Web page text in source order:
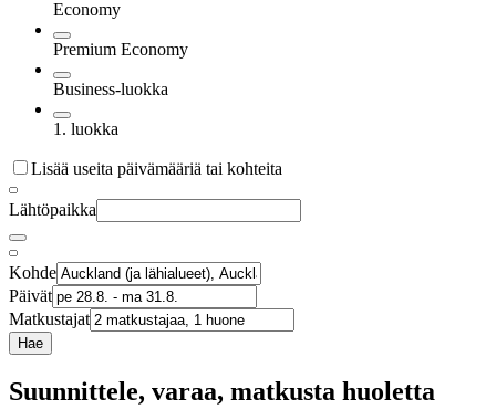
Economy
Premium Economy
Business-luokka
1. luokka
Lisää useita päivämääriä tai kohteita
Lähtöpaikka
Kohde
Päivät
Matkustajat
Hae
Suunnittele, varaa, matkusta huoletta